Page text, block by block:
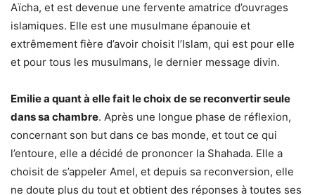
Aïcha, et est devenue une fervente amatrice d’ouvrages
islamiques. Elle est une musulmane épanouie et
extrêmement fière d’avoir choisit l’Islam, qui est pour elle
et pour tous les musulmans, le dernier message divin.
Emilie a quant à elle fait le choix de se reconvertir seule
dans sa chambre. Après une longue phase de réflexion,
concernant son but dans ce bas monde, et tout ce qui
l’entoure, elle a décidé de prononcer la Shahada. Elle a
choisit de s’appeler Amel, et depuis sa reconversion, elle
ne doute plus du tout et obtient des réponses à toutes ses